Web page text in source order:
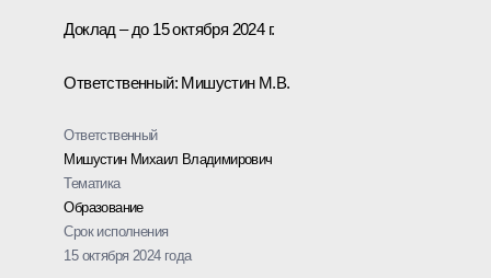
Доклад – до 15 октября 2024 г.
Ответственный: Мишустин М.В.
Ответственный
Мишустин Михаил Владимирович
Тематика
Образование
Срок исполнения
15 октября 2024 года